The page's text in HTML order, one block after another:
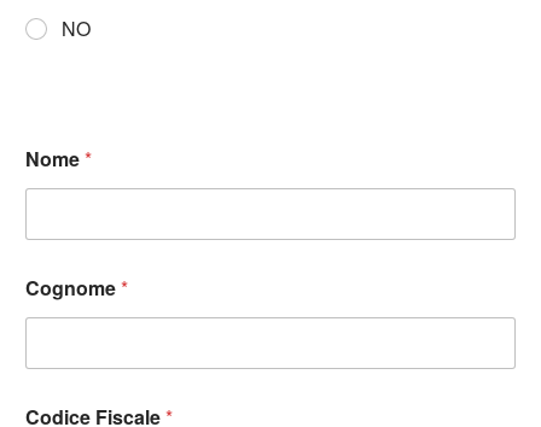
NO
Nome*
Cognome*
Codice Fiscale*